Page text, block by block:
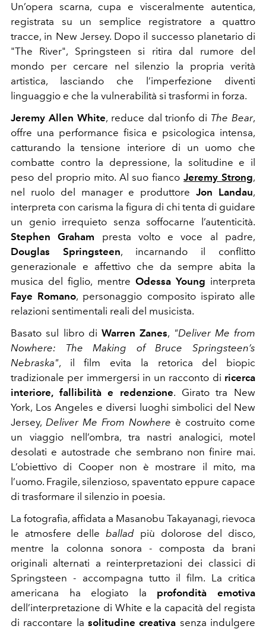
Un’opera scarna, cupa e visceralmente autentica,
registrata su un semplice registratore a quattro
tracce, in New Jersey. Dopo il successo planetario di
"The River", Springsteen si ritira dal rumore del
mondo per cercare nel silenzio la propria verità
artistica, lasciando che l’imperfezione diventi
linguaggio e che la vulnerabilità si trasformi in forza.
Jeremy Allen White, reduce dal trionfo di The Bear,
offre una performance fisica e psicologica intensa,
catturando la tensione interiore di un uomo che
combatte contro la depressione, la solitudine e il
peso del proprio mito. Al suo fiancoJeremy Strong,
nel ruolo del manager e produttoreJon Landau,
interpreta con carisma la figura di chi tenta di guidare
un genio irrequieto senza soffocarne l’autenticità.
Stephen Graham presta volto e voce al padre,
Douglas Springsteen, incarnando il conflitto
generazionale e affettivo che da sempre abita la
musica del figlio, mentre Odessa Young interpreta
Faye Romano, personaggio composito ispirato alle
relazioni sentimentali reali del musicista.
Basato sul libro di Warren Zanes, "Deliver Me from
Nowhere: The Making of Bruce Springsteen’s
Nebraska", il film evita la retorica del biopic
tradizionale per immergersi in un racconto di ricerca
interiore, fallibilità e redenzione. Girato tra New
York, Los Angeles e diversi luoghi simbolici del New
Jersey, Deliver Me From Nowhere è costruito come
un viaggio nell’ombra, tra nastri analogici, motel
desolati e autostrade che sembrano non finire mai.
L’obiettivo di Cooper non è mostrare il mito, ma
l’uomo. Fragile, silenzioso, spaventato eppure capace
di trasformare il silenzio in poesia.
La fotografia, affidata a Masanobu Takayanagi, rievoca
le atmosfere delleballad più dolorose del disco,
mentre la colonna sonora - composta da brani
originali alternati a reinterpretazioni dei classici di
Springsteen - accompagna tutto il film. La critica
americana ha elogiato la profondità emotiva
dell’interpretazione di White e la capacità del regista
di raccontare la solitudine creativa senza indulgere